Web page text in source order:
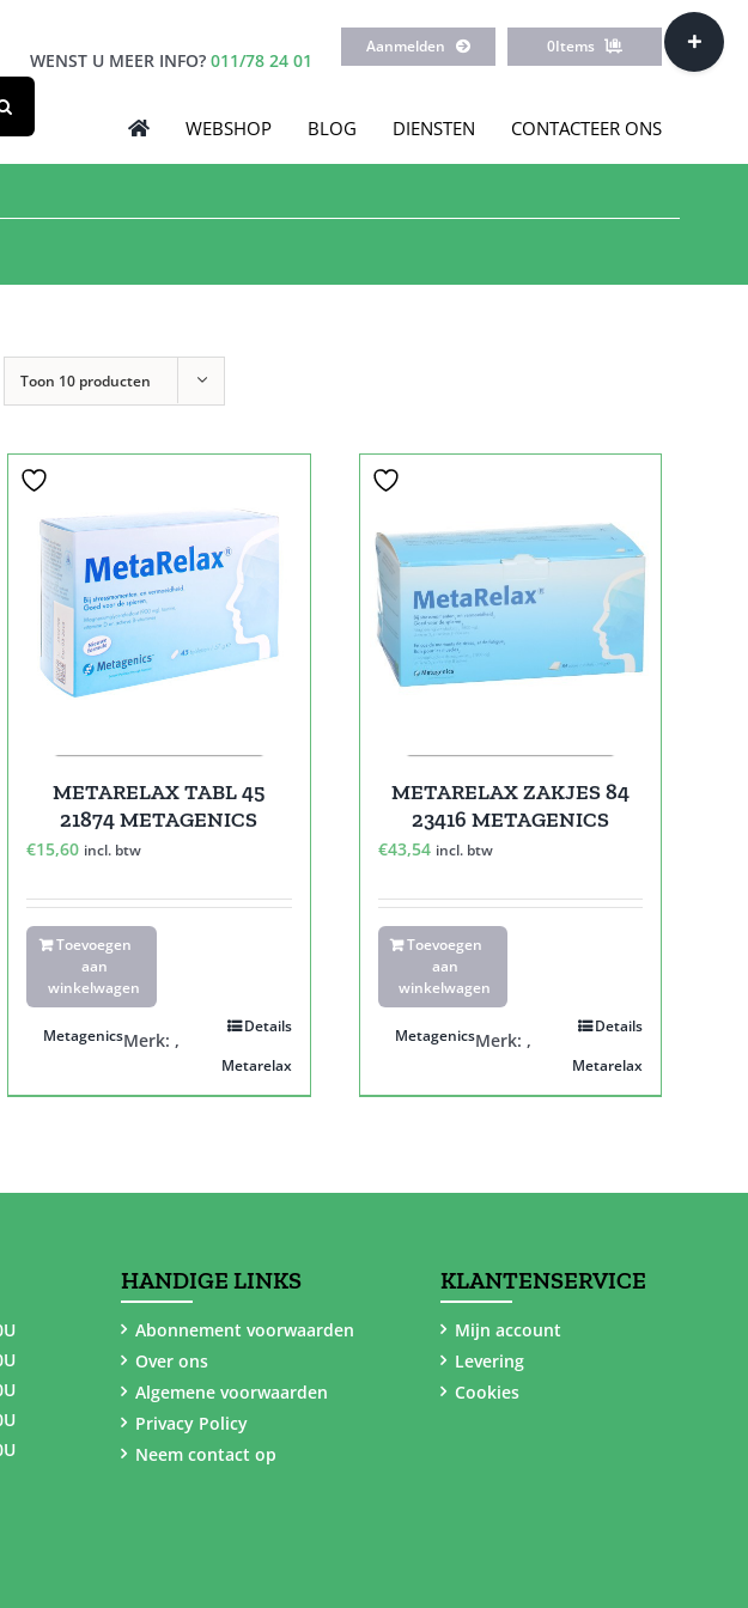
WENST U MEER INFO? 011/78 24 01
Aanmelden 0Items
WEBSHOP BLOG DIENSTEN CONTACTEER ONS
Toon 10 producten
METARELAX TABL 45
21874 METAGENICS
€15,60 incl. btw
Toevoegen
aan
winkelwagen
Details
Merk:
Metagenics ,
Metarelax
METARELAX ZAKJES 84
23416 METAGENICS
€43,54 incl. btw
Toevoegen
aan
winkelwagen
Details
Merk:
Metagenics ,
Metarelax
HANDIGE LINKS
Abonnement voorwaarden
Over ons
Algemene voorwaarden
Privacy Policy
Neem contact op
KLANTENSERVICE
Mijn account
Levering
Cookies
Toggle
Sliding